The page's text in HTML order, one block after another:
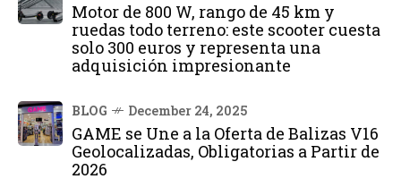
Motor de 800 W, rango de 45 km y
ruedas todo terreno: este scooter cuesta
solo 300 euros y representa una
adquisición impresionante
BLOG December 24, 2025
GAME se Une a la Oferta de Balizas V16
Geolocalizadas, Obligatorias a Partir de
2026